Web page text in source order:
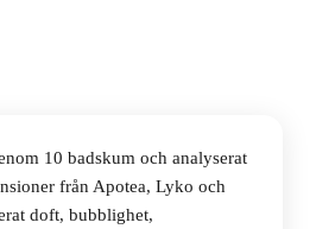
10 badskum och analyserat
från Apotea, Lyko och
doft, bubblighet,